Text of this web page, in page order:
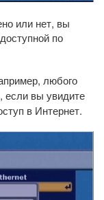
или нет, вы
по
любого
, если вы увидите
в Интернет.